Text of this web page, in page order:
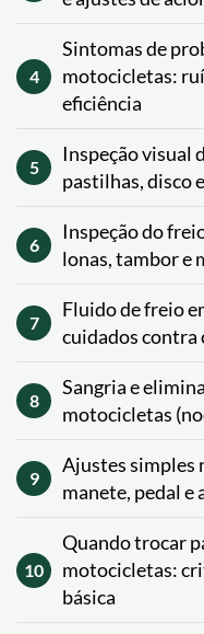
4
Sintomas de
motocicletas:
eficiência
5
Inspeção visual
pastilhas, disco
6
Inspeção do
lonas, tambor e
7
Fluido de freio
cuidados contra
8
Sangria e
motocicletas
9
Ajustes simples
manete, pedal
10
Quando trocar
motocicletas:
básica